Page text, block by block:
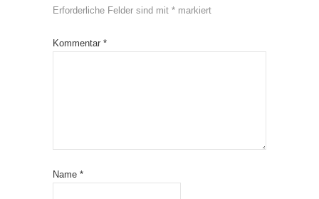
Erforderliche Felder sind mit * markiert
Kommentar *
Name *